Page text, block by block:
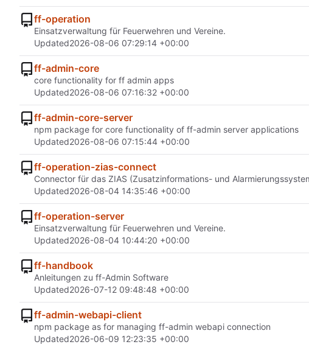
ff-operation
Einsatzverwaltung für Feuerwehren und Vereine.
Updated2026-08-06 07:29:14 +00:00
ff-admin-core
core functionality for ff admin apps
Updated2026-08-06 07:16:32 +00:00
ff-admin-core-server
npm package for core functionality of ff-admin server applications
Updated2026-08-06 07:15:44 +00:00
ff-operation-zias-connect
Connector für das ZIAS (Zusatzinformations- und
Updated2026-08-04 14:35:46 +00:00
ff-operation-server
Einsatzverwaltung für Feuerwehren und Vereine.
Updated2026-08-04 10:44:20 +00:00
ff-handbook
Anleitungen zu ff-Admin Software
Updated2026-07-12 09:48:48 +00:00
ff-admin-webapi-client
npm package as for managing ff-admin webapi connection
Updated2026-06-09 12:23:35 +00:00